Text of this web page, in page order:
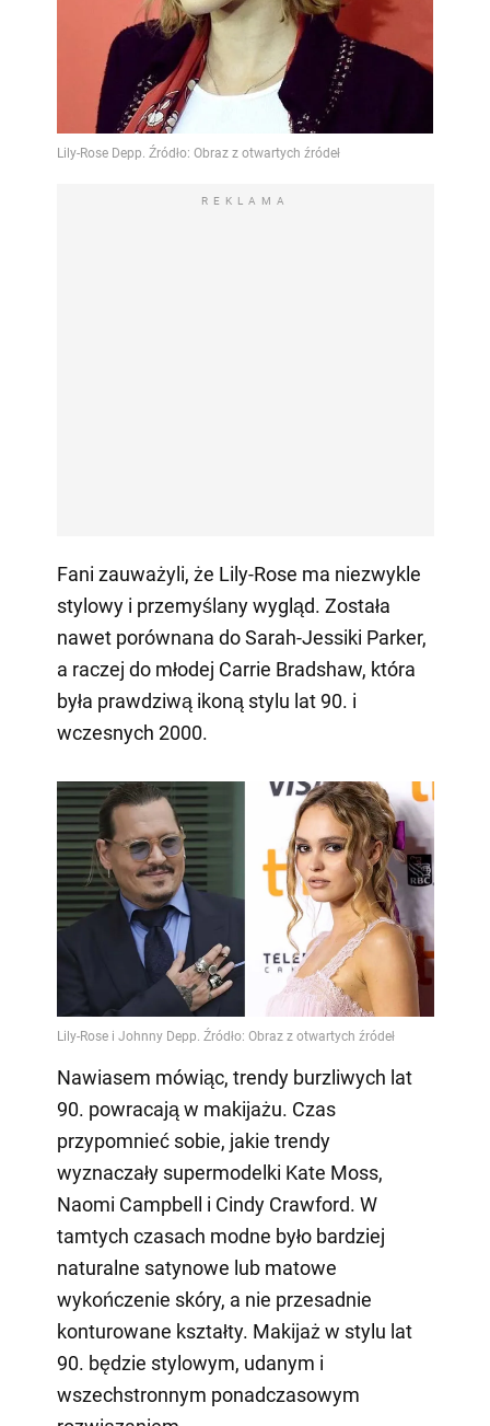
REKLAMA
Fani zauważyli, że Lily-Rose ma niezwykle
stylowy i przemyślany wygląd. Została
nawet porównana do Sarah-Jessiki Parker,
a raczej do młodej Carrie Bradshaw, która
była prawdziwą ikoną stylu lat 90. i
wczesnych 2000.
Nawiasem mówiąc, trendy burzliwych lat
90. powracają w makijażu. Czas
przypomnieć sobie, jakie trendy
wyznaczały supermodelki Kate Moss,
Naomi Campbell i Cindy Crawford. W
tamtych czasach modne było bardziej
naturalne satynowe lub matowe
wykończenie skóry, a nie przesadnie
konturowane kształty. Makijaż w stylu lat
90. będzie stylowym, udanym i
wszechstronnym ponadczasowym